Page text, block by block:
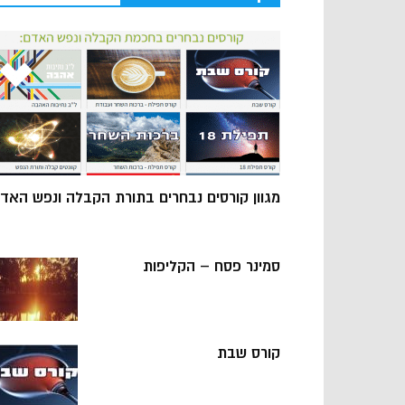
מגוון קורסים נבחרים בתורת הקבלה ונפש
סמינר פסח – הקליפות
קורס שבת